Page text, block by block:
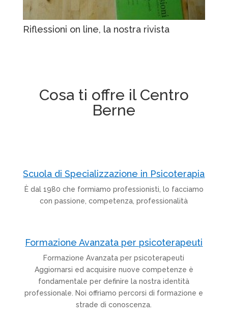
Riflessioni on line, la nostra rivista
Cosa ti offre il Centro
Berne
Scuola di Specializzazione in Psicoterapia
È dal 1980 che formiamo professionisti, lo facciamo
con passione, competenza, professionalità
Formazione Avanzata per psicoterapeuti
Formazione Avanzata per psicoterapeuti
Aggiornarsi ed acquisire nuove competenze è
fondamentale per definire la nostra identità
professionale. Noi offriamo percorsi di formazione e
strade di conoscenza.